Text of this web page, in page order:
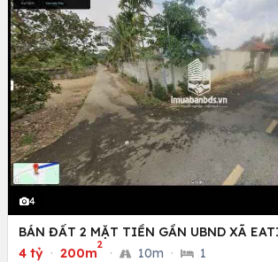
4
BÁN ĐẤT 2 MẶT TIỀN GẦN UBND XÃ
4 tỷ · 200m
2
· 10m · 1